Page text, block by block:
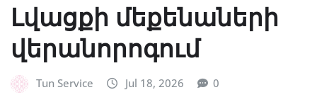
Լվացքի մեքենաների
վերանորոգում
Tun Service Jul 18, 2026 0